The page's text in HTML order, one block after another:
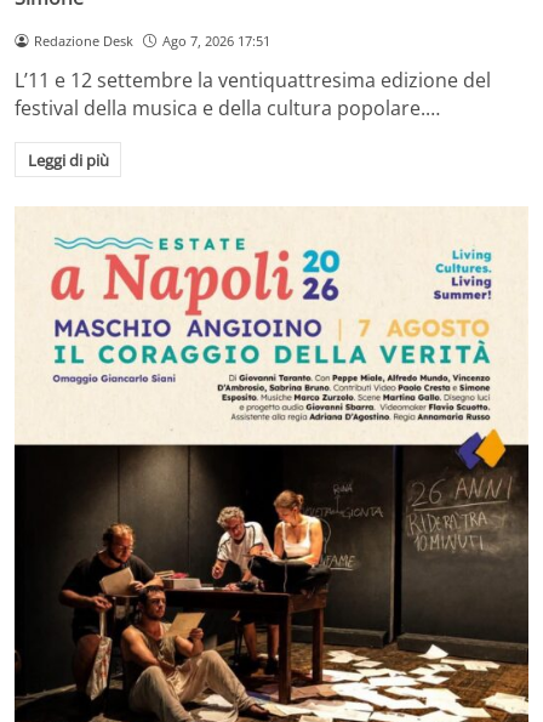
Redazione Desk Ago 7, 2026 17:51
L’11 e 12 settembre la ventiquattresima edizione del
festival della musica e della cultura popolare.…
Leggi di più